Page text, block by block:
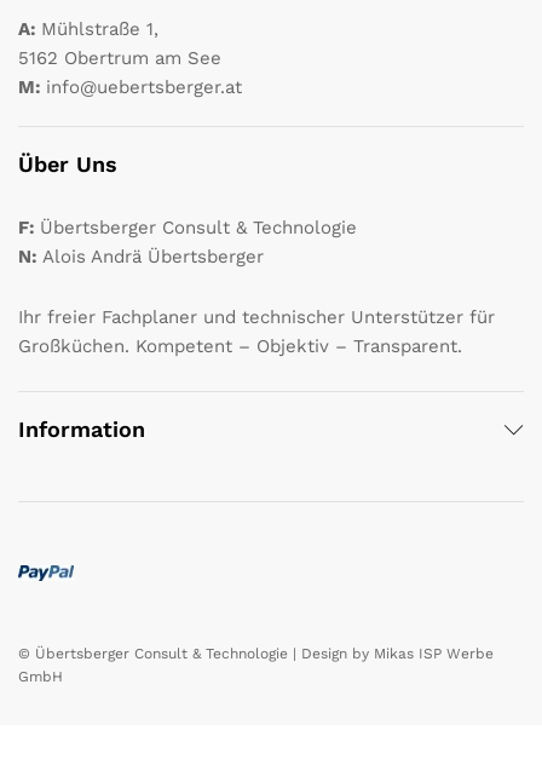
A: Mühlstraße 1,
5162 Obertrum am See
M: info@uebertsberger.at
Über Uns
F: Übertsberger Consult & Technologie
N: Alois Andrä Übertsberger
Ihr freier Fachplaner und technischer Unterstützer für
Großküchen. Kompetent – Objektiv – Transparent.
Information
© Übertsberger Consult & Technologie | Design by Mikas ISP Werbe
GmbH